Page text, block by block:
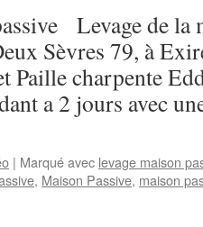
Levage de la
Sèvres 79, à
Paille charpente
a 2 jours avec
| Marqué avec levage maison
, Maison Passive, maison